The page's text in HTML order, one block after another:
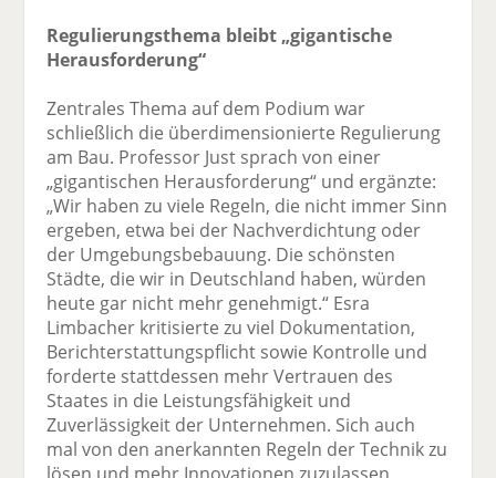
Regulierungsthema bleibt „gigantische
Herausforderung“
Zentrales Thema auf dem Podium war
schließlich die überdimensionierte Regulierung
am Bau. Professor Just sprach von einer
„gigantischen Herausforderung“ und ergänzte:
„Wir haben zu viele Regeln, die nicht immer Sinn
ergeben, etwa bei der Nachverdichtung oder
der Umgebungsbebauung. Die schönsten
Städte, die wir in Deutschland haben, würden
heute gar nicht mehr genehmigt.“ Esra
Limbacher kritisierte zu viel Dokumentation,
Berichterstattungspflicht sowie Kontrolle und
forderte stattdessen mehr Vertrauen des
Staates in die Leistungsfähigkeit und
Zuverlässigkeit der Unternehmen. Sich auch
mal von den anerkannten Regeln der Technik zu